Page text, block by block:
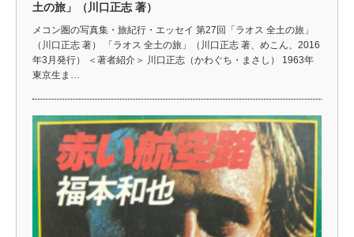
土の旅」（川口正志 著）
メコン圏の写真集・旅紀行・エッセイ 第27回「ラオス 全土の旅」
（川口正志 著） 「ラオス 全土の旅」（川口正志 著、めこん、2016
年3月発行） ＜著者紹介＞ 川口正志（かわぐち・まさし） 1963年
東京生ま…